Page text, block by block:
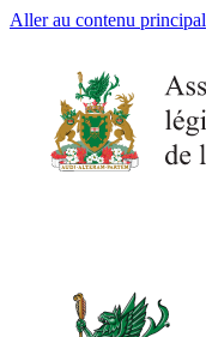
Aller au contenu principal